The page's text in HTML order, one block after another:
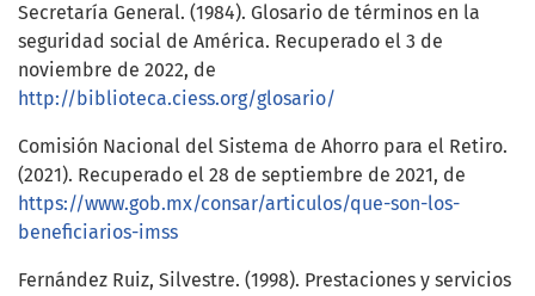
Secretaría General. (1984). Glosario de términos en la
seguridad social de América. Recuperado el 3 de
noviembre de 2022, de
http://biblioteca.ciess.org/glosario/
Comisión Nacional del Sistema de Ahorro para el Retiro.
(2021). Recuperado el 28 de septiembre de 2021, de
https://www.gob.mx/consar/articulos/que-son-los-
beneficiarios-imss
Fernández Ruiz, Silvestre. (1998). Prestaciones y servicios